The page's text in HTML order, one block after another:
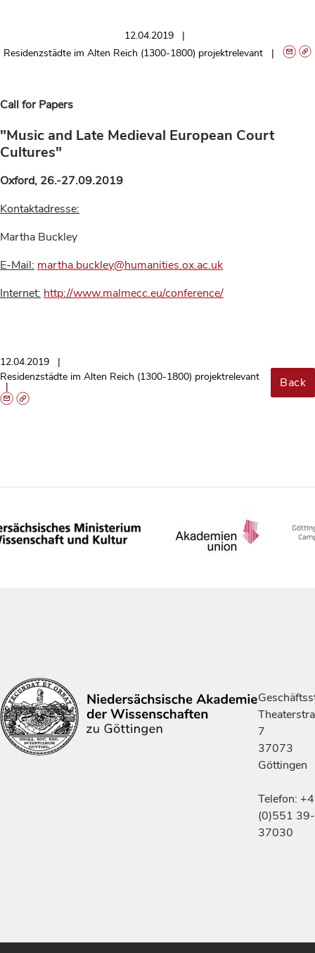
12.04.2019
Residenzstädte im Alten Reich (1300-1800) projektrelevant
Call for Papers
"Music and Late Medieval European Court
Cultures"
Oxford, 26.-27.09.2019
Kontaktadresse:
Martha Buckley
E-Mail: martha.buckley@humanities.ox.ac.uk
Internet: http://www.malmecc.eu/conference/
12.04.2019
Residenzstädte im Alten Reich (1300-1800) projektrelevant
Back
7
37073
Göttingen
Telefon:
(0)551 39-
37030